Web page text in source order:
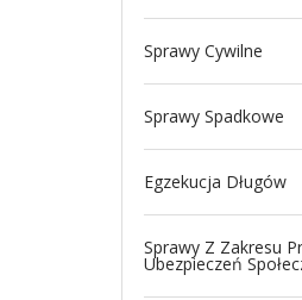
Sprawy Cywilne
Sprawy Spadkowe
Egzekucja Długów
Sprawy Z Zakresu
Ubezpieczeń